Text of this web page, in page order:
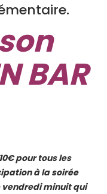
BAR
pour tous les
à la soirée
vendredi minuit qui